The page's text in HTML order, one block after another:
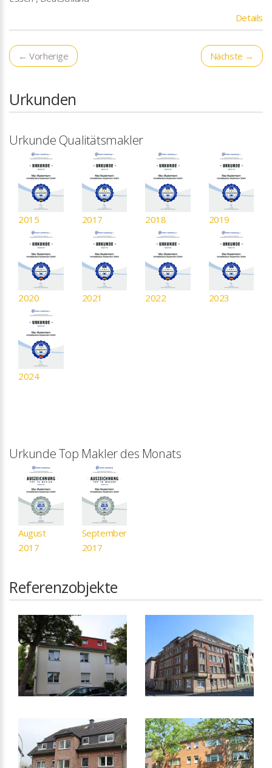
Details
← Vorherige Nächste →
Urkunden
Urkunde Qualitätsmakler
2015 2017 2018 2019
2020 2021 2022 2023
2024
Urkunde Top Makler des Monats
August
2017
September
2017
Referenzobjekte